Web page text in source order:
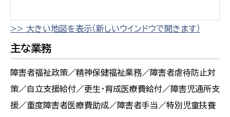
>> 大きい地図を表示（新しいウインドウで開きます）
主な業務
障害者福祉政策／精神保健福祉業務／障害者虐待防止対
策／自立支援給付／更生・育成医療費給付／障害児通所支
援／重度障害者医療費助成／障害者手当／特別児童扶養